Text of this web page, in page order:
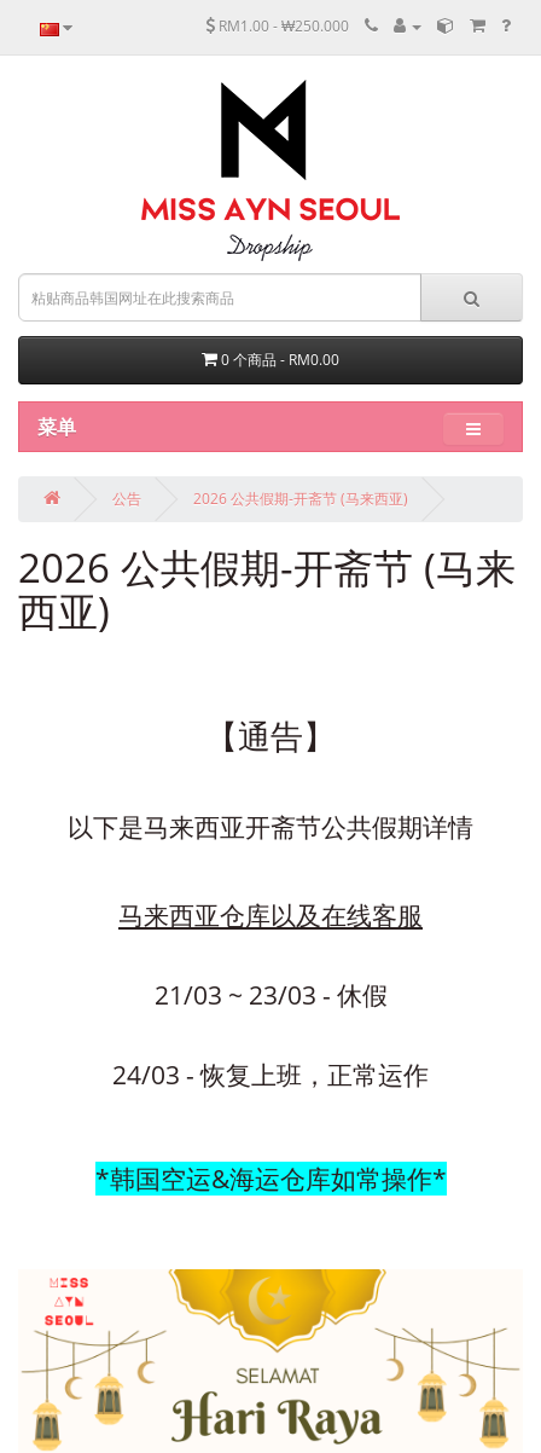
RM1.00 - ₩250.000
0 个商品 - RM0.00
菜单
公告 2026 公共假期-开斋节 (马来西亚)
2026 公共假期-开斋节 (马来
西亚)
【通告】
以下是马来西亚开斋节公共假期详情
马来西亚仓库以及在线客服
21/03 ~ 23/03 - 休假
24/03 - 恢复上班，正常运作
*韩国空运&海运仓库如常操作*